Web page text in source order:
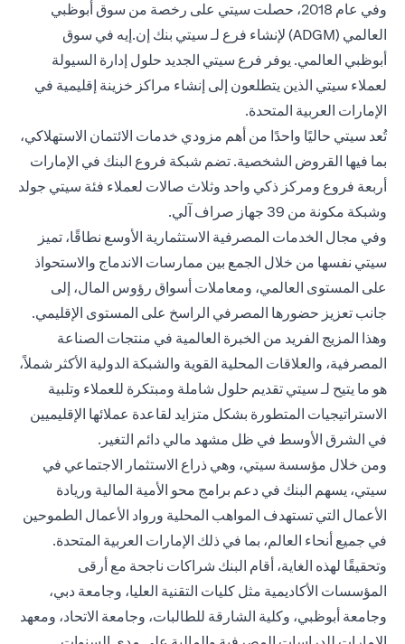
وفي عام 2018، حصلت سيتي على رخصة من سوق أبوظبي
العالمي (ADGM) لإنشاء فرع لـ سيتي بنك إن.إيه في سوق
أبوظبي العالمي. يوفر فرع سيتي الجديد حلول إدارة السيولة
لعملاء سيتي الذين يتطلعون إلى إنشاء مراكز خزينة إقليمية في
الإمارات العربية المتحدة.
تُعد سيتي حاليًا واحدًا من أهم مزودي خدمات الائتمان الاستهلاكي،
بما فيها القروض الشخصية. تضم شبكة فروع البنك في الإمارات
أربعة فروع ومركز ذكي واحد وثلاث صالات لعملاء فئة سيتي جولد
وشبكة مكونة من 39 جهاز صراف آلي.
وفي مجال الخدمات المصرفية الاستثمارية الأوسع نطاقًا، تميز
سيتي نفسها من خلال الجمع بين ممارسات الاندماج والاستحواذ
على المستوى العالمي، ومعاملات أسواق رؤوس المال، إلى
جانب تعزيز حضورها المصرفي الراسخ على المستوى الإقليمي.
وهذا المزيج الفريد من الخبرة العالمية في منتجات الصناعة
المصرفية، والعلاقات المحلية القوية والشبكة الدولية الأكثر شملاً،
هو ما يتيح لـ سيتي تقديم حلول شاملة ومبتكرة للعملاء وتلبية
الاستراتيجيات المتطورة بشكل متزايد لقاعدة عملائها الإقليميين
في الشرق الأوسط في ظل مشهد مالي دائم التغير.
ومن خلال مؤسسة سيتي، وهي ذراع الاستثمار الاجتماعي في
سيتي، يسهم البنك في دعم برامج محو الأمية المالية وريادة
الأعمال التي تستهدف المواهب المحلية ورواد الأعمال الطموحين
في جميع أنحاء العالم، بما في ذلك الإمارات العربية المتحدة.
وتحقيقًا لهذه الغاية، أقام البنك شراكات ناجحة مع أرقى
المؤسسات الأكاديمية مثل كليات التقنية العليا، وجامعة دبي،
وجامعة أبوظبي، وكلية الشارقة للطالبات، وجامعة الاتحاد، ومعهد